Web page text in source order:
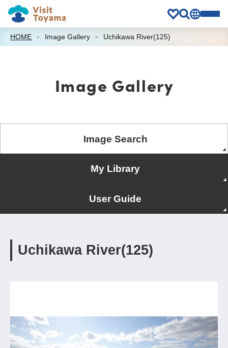
HOME Image Gallery Uchikawa River(125)
Image Gallery
Image Search
My Library
User Guide
Uchikawa River(125)